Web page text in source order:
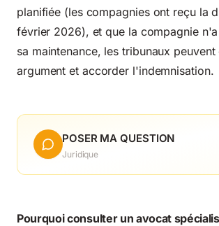
planifiée (les compagnies ont reçu la
février 2026), et que la compagnie
sa maintenance, les tribunaux
argument et accorder l'indemnisation.
POSER MA QUESTION
Juridique
Pourquoi consulter un avocat